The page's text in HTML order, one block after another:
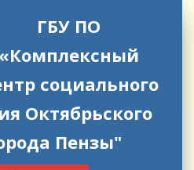
ГБУ ПО
«Комплексный
социального
Октябрьского
Пензы"